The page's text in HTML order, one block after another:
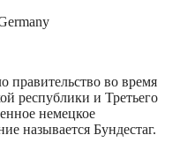
правительство во время
республики и Третьего
немецкое
называется Бундестаг.